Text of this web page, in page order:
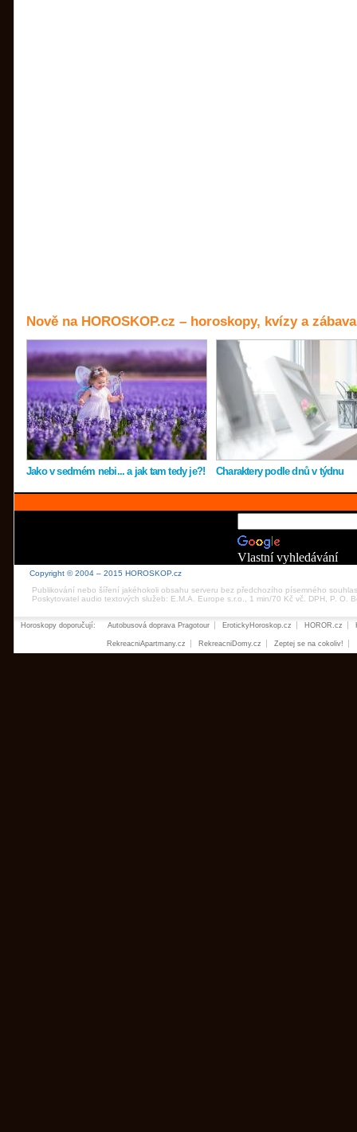
Nově na HOROSKOP.cz – horoskopy, kvízy a zábava
Jako v sedmém nebi... a jak tam tedy je?! Charaktery podle dnů v týdnu
Vlastní vyhledávání
Copyright © 2004 – 2015 HOROSKOP.cz
Publikování nebo šíření jakéhokoli obsahu serveru bez předchozího písemného
Poskytovatel audio textových služeb: E.M.A. Europe s.r.o., 1 min/70 Kč vč. DPH, P. O.
Horoskopy doporučují: Autobusová doprava Pragotour ErotickyHoroskop.cz HOROR.cz
RekreacniApartmany.cz RekreacniDomy.cz Zeptej se na cokoliv!